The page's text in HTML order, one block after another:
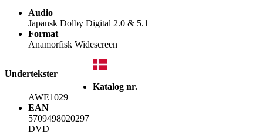
Audio
Japansk Dolby Digital 2.0 & 5.1
Format
Anamorfisk Widescreen
Undertekster
Katalog nr.
AWE1029
EAN
5709498020297
DVD